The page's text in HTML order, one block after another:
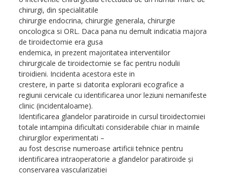
chirurgi, din specialitatile
chirurgie endocrina, chirurgie generala, chirurgie
oncologica si ORL. Daca pana nu demult indicatia majora
de tiroidectomie era gusa
endemica, in prezent majoritatea interventiilor
chirurgicale de tiroidectomie se fac pentru nodulii
tiroidieni. Incidenta acestora este in
crestere, in parte si datorita explorarii ecografice a
regiunii cervicale cu identificarea unor leziuni nemanifeste
clinic (incidentaloame).
Identificarea glandelor paratiroide in cursul tiroidectomiei
totale intampina dificultati considerabile chiar in mainile
chirurgilor experimentati –
au fost descrise numeroase artificii tehnice pentru
identificarea intraoperatorie a glandelor paratiroide şi
conservarea vascularizatiei